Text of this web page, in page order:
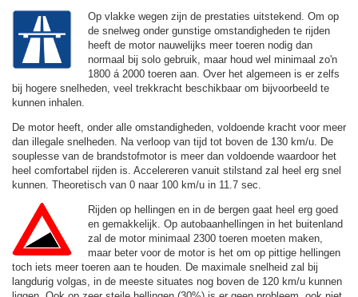
Op vlakke wegen zijn de prestaties uitstekend. Om op
de snelweg onder gunstige omstandigheden te rijden
heeft de motor nauwelijks meer toeren nodig dan
normaal bij solo gebruik, maar houd wel minimaal zo'n
1800 á 2000 toeren aan. Over het algemeen is er zelfs
bij hogere snelheden, veel trekkracht beschikbaar om bijvoorbeeld te
kunnen inhalen.
De motor heeft, onder alle omstandigheden, voldoende kracht voor meer
dan illegale snelheden. Na verloop van tijd tot boven de 130 km/u.
De
souplesse van de brandstofmotor is meer dan voldoende waardoor het
heel comfortabel rijden is. Accelereren vanuit stilstand zal heel erg snel
kunnen. Theoretisch van 0 naar 100 km/u in 11.7 sec.
Rijden op hellingen en in de bergen gaat heel erg goed
en gemakkelijk. Op autobaanhellingen in het buitenland
zal de motor minimaal 2300 toeren moeten maken,
maar beter voor de motor is het om op pittige hellingen
toch iets meer toeren aan te houden. De maximale snelheid zal bij
langdurig volgas, in de meeste situates nog boven de 120 km/u kunnen